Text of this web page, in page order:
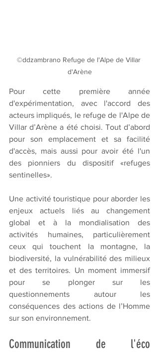
©ddzambrano Refuge de l'Alpe de Villar
d'Arène
Pour cette première année
d'expérimentation, avec l'accord des
acteurs impliqués, le refuge de l'Alpe de
Villar d’Arène a été choisi. Tout d’abord
pour son emplacement et sa facilité
d'accès, mais aussi pour avoir été l'un
des pionniers du dispositif «refuges
sentinelles».
Une activité touristique pour aborder les
enjeux actuels liés au changement
global et à la mondialisation des
activités humaines, particulièrement
ceux qui touchent la montagne, la
biodiversité, la vulnérabilité des milieux
et des territoires. Un moment immersif
pour se plonger sur les
questionnements autour les
conséquences des actions de l’Homme
sur son environnement.
Communication de l'éco